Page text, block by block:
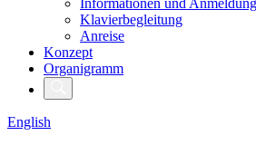
Informationen und Anmeldung
Klavierbegleitung
Anreise
Konzept
Organigramm
English